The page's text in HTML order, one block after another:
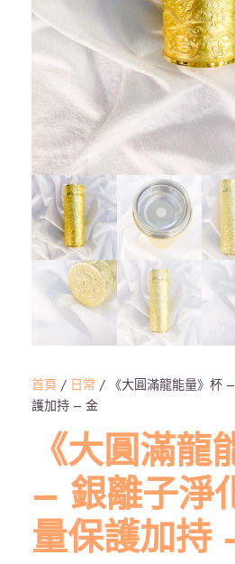
首頁 / 日常 / 《大圓滿龍能量》杯
護加持 – 金
《大圓滿龍
– 銀離子淨
量保護加持